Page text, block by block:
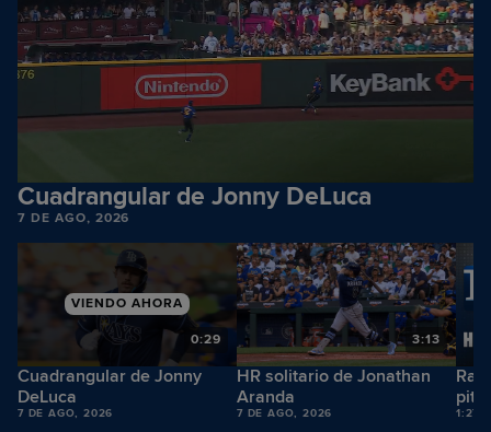
Cuadrangular de Jonny DeLuca
7 DE AGO, 2026
VIENDO AHORA
Cuadrangular de Jonny
DeLuca
7 DE AGO, 2026
0:29
HR solitario de Jonathan
Aranda
7 DE AGO, 2026
3:13
1:27